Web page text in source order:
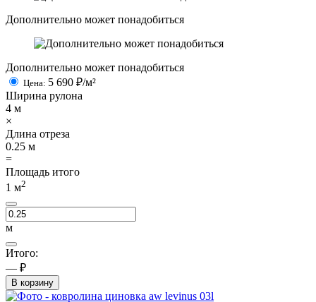
Дополнительно может понадобиться
Дополнительно может понадобиться
Цена: 5 690 ₽/м²
Ширина рулона
4 м
×
Длина отреза
0.25 м
=
Площадь итого
1 м2
м
Итого:
— ₽
В корзину